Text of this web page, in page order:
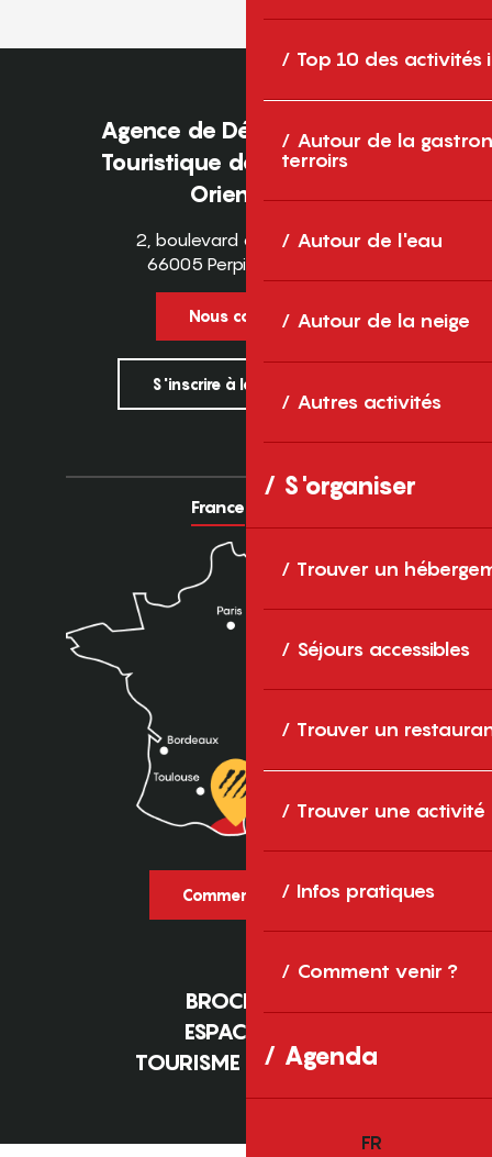
Top 10 des activités
Autour de la
terroirs
Autour de l'eau
Autour de la neige
Autres activités
S'organiser
Trouver un
Séjours accessibles
Trouver un
Trouver une activité
Infos pratiques
Comment venir ?
Agenda
FR
Agence de Développement
Touristique des Pyrénées-
Orientales
2, boulevard des Pyrénées
66005 Perpignan Cedex
Nous contacter
S'inscrire à la newsletter
France
Comment venir ?
BROCHURES
ESPACE PRO
TOURISME D'AFFAIRES